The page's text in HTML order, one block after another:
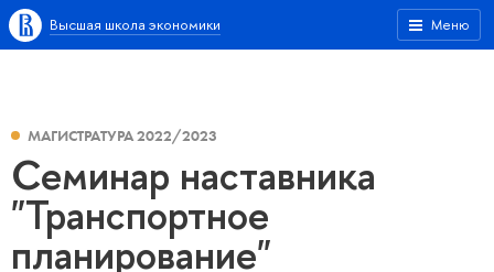
Меню
Высшая школа экономики
МАГИСТРАТУРА 2022/2023
Семинар наставника
"Транспортное
планирование"